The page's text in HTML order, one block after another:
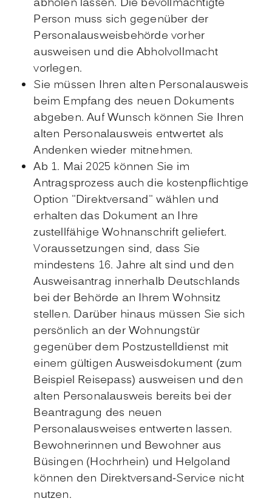
Person muss sich gegenüber der
Personalausweisbehörde vorher
ausweisen und die Abholvollmacht
vorlegen.
Sie müssen Ihren alten Personalausweis
beim Empfang des neuen Dokuments
abgeben. Auf Wunsch können Sie Ihren
alten Personalausweis entwertet als
Andenken wieder mitnehmen.
Ab 1. Mai 2025 können Sie im
Antragsprozess auch die kostenpflichtige
Option "Direktversand" wählen und
erhalten das Dokument an Ihre
zustellfähige Wohnanschrift geliefert.
Voraussetzungen sind, dass Sie
mindestens 16. Jahre alt sind und den
Ausweisantrag innerhalb Deutschlands
bei der Behörde an Ihrem Wohnsitz
stellen. Darüber hinaus müssen Sie sich
persönlich an der Wohnungstür
gegenüber dem Postzustelldienst mit
einem gültigen Ausweisdokument (zum
Beispiel Reisepass) ausweisen und den
alten Personalausweis bereits bei der
Beantragung des neuen
Personalausweises entwerten lassen.
Bewohnerinnen und Bewohner aus
Büsingen (Hochrhein) und Helgoland
können den Direktversand-Service nicht
nutzen.